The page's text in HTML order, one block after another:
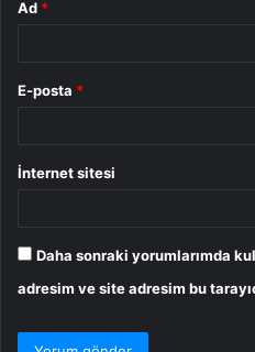
Ad *
E-posta *
İnternet sitesi
Daha sonraki yorumlarımda
adresim ve site adresim bu